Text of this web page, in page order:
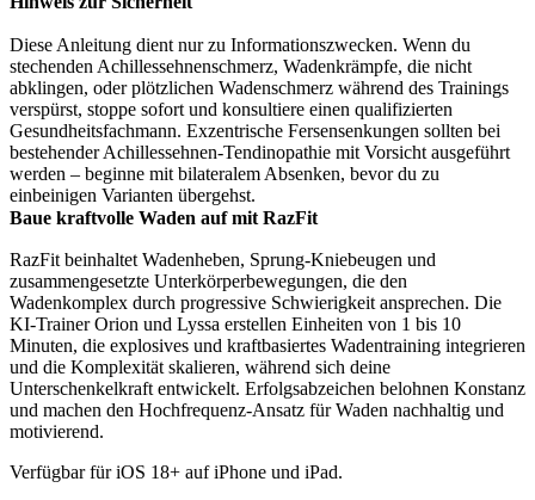
Diese Anleitung dient nur zu Informationszwecken. Wenn du
stechenden Achillessehnenschmerz, Wadenkrämpfe, die nicht
abklingen, oder plötzlichen Wadenschmerz während des Trainings
verspürst, stoppe sofort und konsultiere einen qualifizierten
Gesundheitsfachmann. Exzentrische Fersensenkungen sollten bei
bestehender Achillessehnen-Tendinopathie mit Vorsicht ausgeführt
werden – beginne mit bilateralem Absenken, bevor du zu
einbeinigen Varianten übergehst.
Baue kraftvolle Waden auf mit RazFit
RazFit beinhaltet Wadenheben, Sprung-Kniebeugen und
zusammengesetzte Unterkörperbewegungen, die den
Wadenkomplex durch progressive Schwierigkeit ansprechen. Die
KI-Trainer Orion und Lyssa erstellen Einheiten von 1 bis 10
Minuten, die explosives und kraftbasiertes Wadentraining integrieren
und die Komplexität skalieren, während sich deine
Unterschenkelkraft entwickelt. Erfolgsabzeichen belohnen Konstanz
und machen den Hochfrequenz-Ansatz für Waden nachhaltig und
motivierend.
Verfügbar für iOS 18+ auf iPhone und iPad.